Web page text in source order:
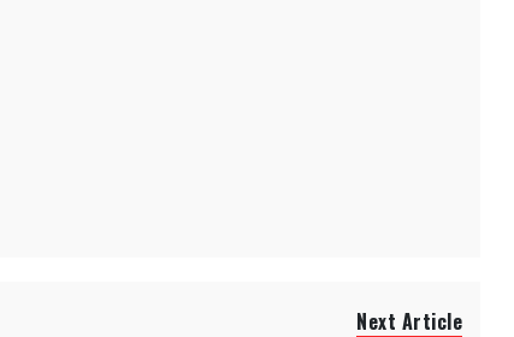
Next Article